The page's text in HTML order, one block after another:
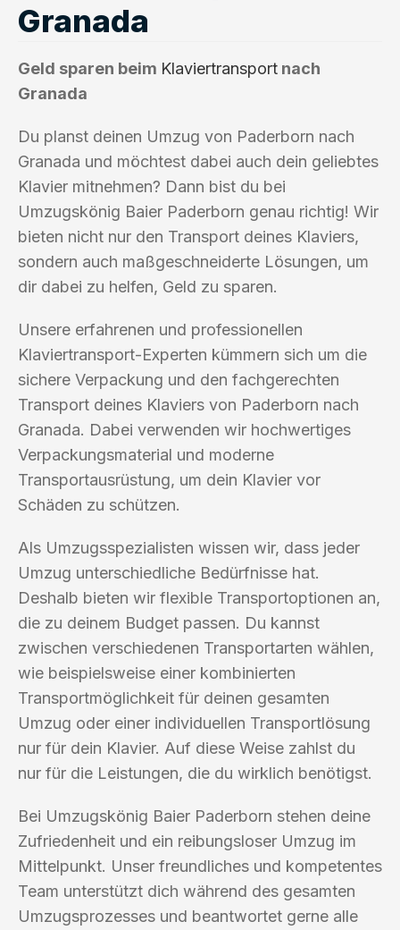
Granada
Geld sparen beim Klaviertransport nach
Granada
Du planst deinen Umzug von Paderborn nach
Granada und möchtest dabei auch dein geliebtes
Klavier mitnehmen? Dann bist du bei
Umzugskönig Baier Paderborn genau richtig! Wir
bieten nicht nur den Transport deines Klaviers,
sondern auch maßgeschneiderte Lösungen, um
dir dabei zu helfen, Geld zu sparen.
Unsere erfahrenen und professionellen
Klaviertransport-Experten kümmern sich um die
sichere Verpackung und den fachgerechten
Transport deines Klaviers von Paderborn nach
Granada. Dabei verwenden wir hochwertiges
Verpackungsmaterial und moderne
Transportausrüstung, um dein Klavier vor
Schäden zu schützen.
Als Umzugsspezialisten wissen wir, dass jeder
Umzug unterschiedliche Bedürfnisse hat.
Deshalb bieten wir flexible Transportoptionen an,
die zu deinem Budget passen. Du kannst
zwischen verschiedenen Transportarten wählen,
wie beispielsweise einer kombinierten
Transportmöglichkeit für deinen gesamten
Umzug oder einer individuellen Transportlösung
nur für dein Klavier. Auf diese Weise zahlst du
nur für die Leistungen, die du wirklich benötigst.
Bei Umzugskönig Baier Paderborn stehen deine
Zufriedenheit und ein reibungsloser Umzug im
Mittelpunkt. Unser freundliches und kompetentes
Team unterstützt dich während des gesamten
Umzugsprozesses und beantwortet gerne alle